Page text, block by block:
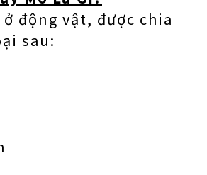
động vật, được chia
sau: